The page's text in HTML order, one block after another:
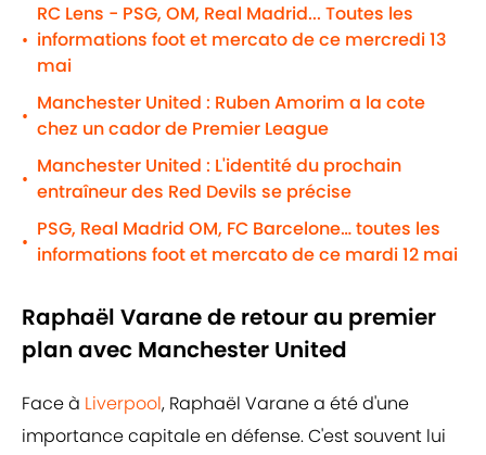
•
RC Lens - PSG, OM, Real Madrid... Toutes les
informations foot et mercato de ce mercredi 13
mai
•
Manchester United : Ruben Amorim a la cote
chez un cador de Premier League
•
Manchester United : L'identité du prochain
entraîneur des Red Devils se précise
•
PSG, Real Madrid OM, FC Barcelone… toutes les
informations foot et mercato de ce mardi 12 mai
Raphaël Varane de retour au premier
plan avec Manchester United
Face à Liverpool, Raphaël Varane a été d'une
importance capitale en défense. C'est souvent lui